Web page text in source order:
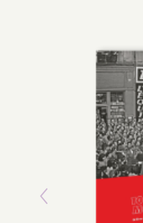
Previous